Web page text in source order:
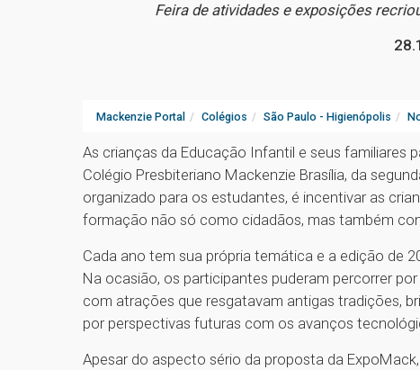
Feira de atividades e exposições
Mackenzie Portal Colégios São Paulo - Higienópolis
As crianças da Educação Infantil e seus familiares
Colégio Presbiteriano Mackenzie Brasília, da
organizado para os estudantes, é incentivar as
formação não só como cidadãos, mas também
Cada ano tem sua própria temática e a edição de
Na ocasião, os participantes puderam percorrer
com atrações que resgatavam antigas tradições,
por perspectivas futuras com os avanços
Apesar do aspecto sério da proposta da